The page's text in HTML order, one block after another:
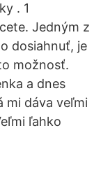
. 1
Jedným z
dosiahnuť, je
možnosť.
a dnes
mi dáva veľmi
ľahko